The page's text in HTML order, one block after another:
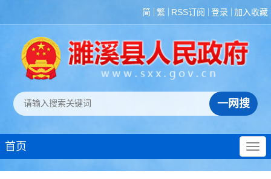
简 繁 RSS订阅 登录 加入收藏
首页